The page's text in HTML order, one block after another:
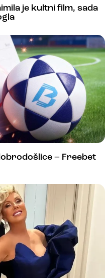
je kultni film, sada
– Freebet